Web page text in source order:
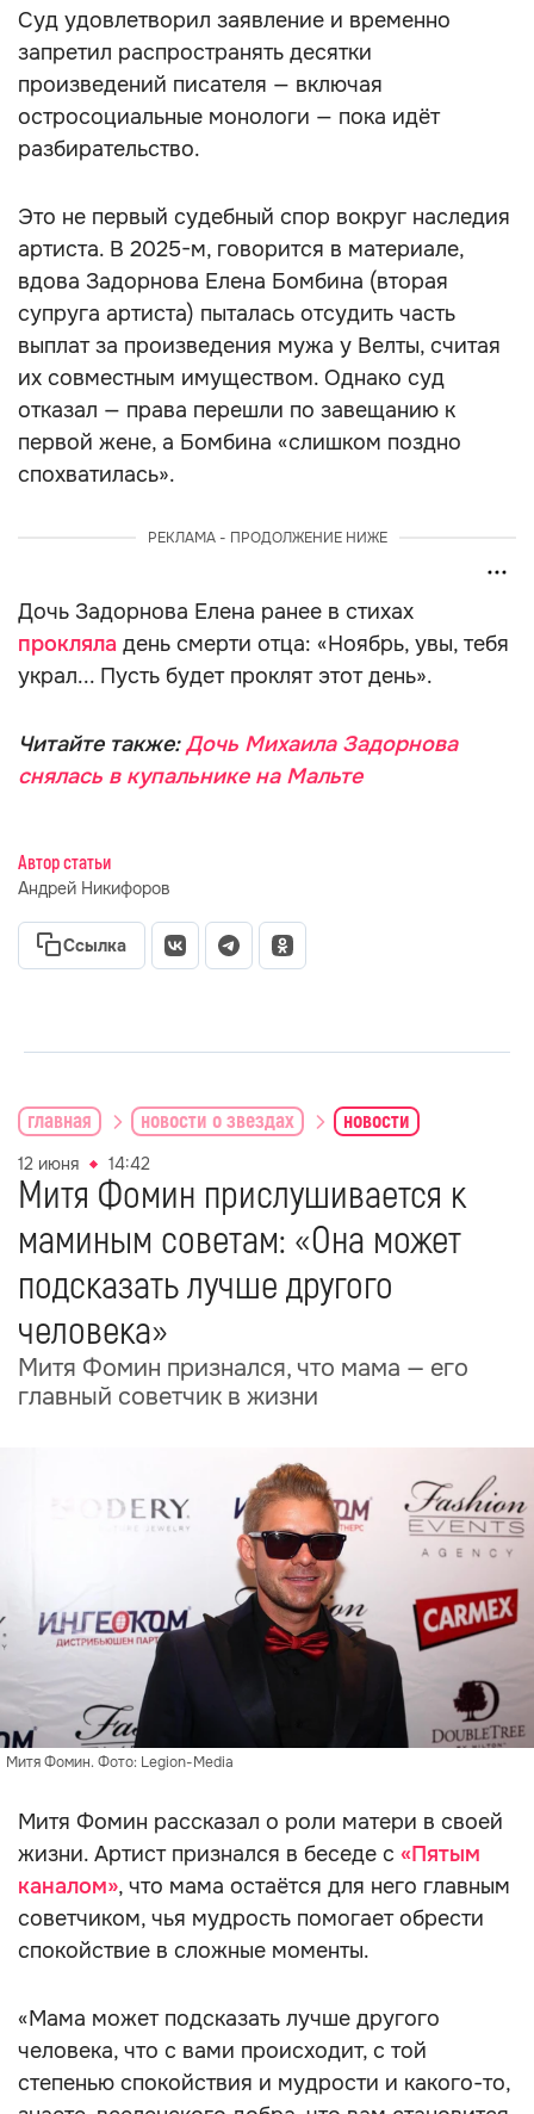
Суд удовлетворил заявление и временно
запретил распространять десятки
произведений писателя — включая
остросоциальные монологи — пока идёт
разбирательство.
Это не первый судебный спор вокруг наследия
артиста. В 2025-м, говорится в материале,
вдова Задорнова Елена Бомбина (вторая
супруга артиста) пыталась отсудить часть
выплат за произведения мужа у Велты, считая
их совместным имуществом. Однако суд
отказал — права перешли по завещанию к
первой жене, а Бомбина «слишком поздно
спохватилась».
РЕКЛАМА - ПРОДОЛЖЕНИЕ НИЖЕ
Дочь Задорнова Елена ранее в стихах
прокляла день смерти отца: «Ноябрь, увы, тебя
украл... Пусть будет проклят этот день».
Читайте также:Дочь Михаила Задорнова
снялась в купальнике на Мальте
Автор статьи
Андрей Никифоров
Ссылка
главная новости о звездах новости
12 июня 14:42
Митя Фомин прислушивается к
маминым советам: «Она может
подсказать лучше другого
человека»
Митя Фомин признался, что мама — его
главный советчик в жизни
Митя Фомин. Фото: Legion-Media
Митя Фомин рассказал о роли матери в своей
жизни. Артист признался в беседе с «Пятым
каналом», что мама остаётся для него главным
советчиком, чья мудрость помогает обрести
спокойствие в сложные моменты.
«Мама может подсказать лучше другого
человека, что с вами происходит, с той
степенью спокойствия и мудрости и какого-то,